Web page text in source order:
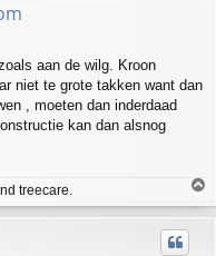
aan de wilg. Kroon
niet te grote takken want dan
, moeten dan inderdaad
kan dan alsnog
treecare.
p